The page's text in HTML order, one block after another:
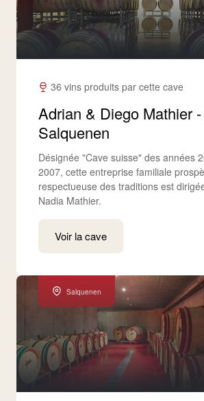
36 vins produits par cette cave
Adrian & Diego Mathier
Salquenen
Désignée "Cave suisse" des années
2007, cette entreprise familiale
respectueuse des traditions est
Nadia Mathier.
Voir la cave
Salquenen